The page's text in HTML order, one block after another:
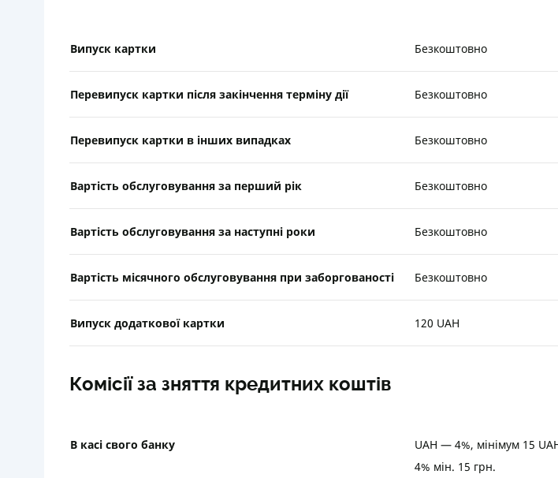
Випуск картки Безкоштовно
Перевипуск картки після закінчення терміну дії Безкоштовно
Перевипуск картки в інших випадках Безкоштовно
Вартість обслуговування за перший рік Безкоштовно
Вартість обслуговування за наступні роки Безкоштовно
Вартість місячного обслуговування при заборгованості Безкоштовно
Випуск додаткової картки 120 UAH
Комісії за зняття кредитних коштів
В касі свого банку
UAH — 4%, мінімум 15
4% мін. 15 грн.